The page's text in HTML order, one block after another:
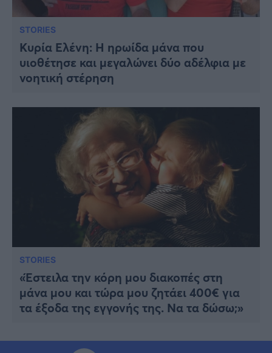
STORIES
Kυρία Ελένη: Η ηρωίδα μάνα που
υιοθέτησε και μεγαλώνει δύο αδέλφια με
νοητική στέρηση
STORIES
«Έστειλα την κόρη μου διακοπές στη
μάνα μου και τώρα μου ζητάει 400€ για
τα έξοδα της εγγονής της. Να τα δώσω;»